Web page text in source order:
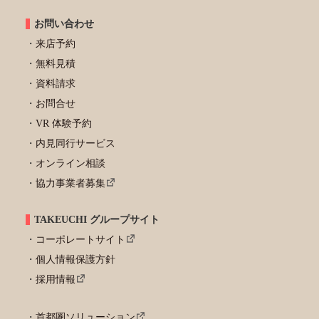
お問い合わせ
来店予約
無料見積
資料請求
お問合せ
VR 体験予約
内見同行サービス
オンライン相談
協力事業者募集
TAKEUCHI グループサイト
コーポレートサイト
個人情報保護方針
採用情報